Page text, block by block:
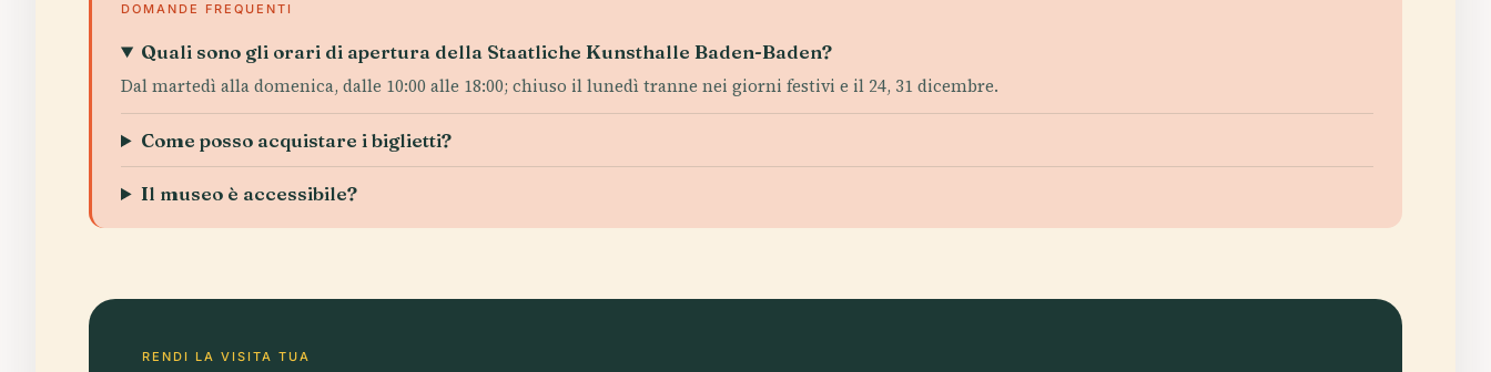
DOMANDE FREQUENTI
Quali sono gli orari di apertura della Staatliche Kunsthalle Baden-Baden?
Dal martedì alla domenica, dalle 10:00 alle 18:00; chiuso il lunedì tranne nei giorni festivi e il 24, 31 dicembre.
Come posso acquistare i biglietti?
Il museo è accessibile?
RENDI LA VISITA TUA